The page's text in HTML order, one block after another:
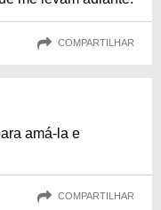
COMPARTILHAR
amá-la e
COMPARTILHAR